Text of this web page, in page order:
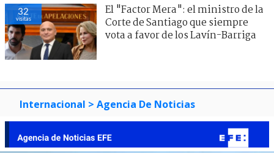
32
visitas
El "Factor Mera": el ministro de la
Corte de Santiago que siempre
vota a favor de los Lavín-Barriga
Internacional > Agencia De Noticias